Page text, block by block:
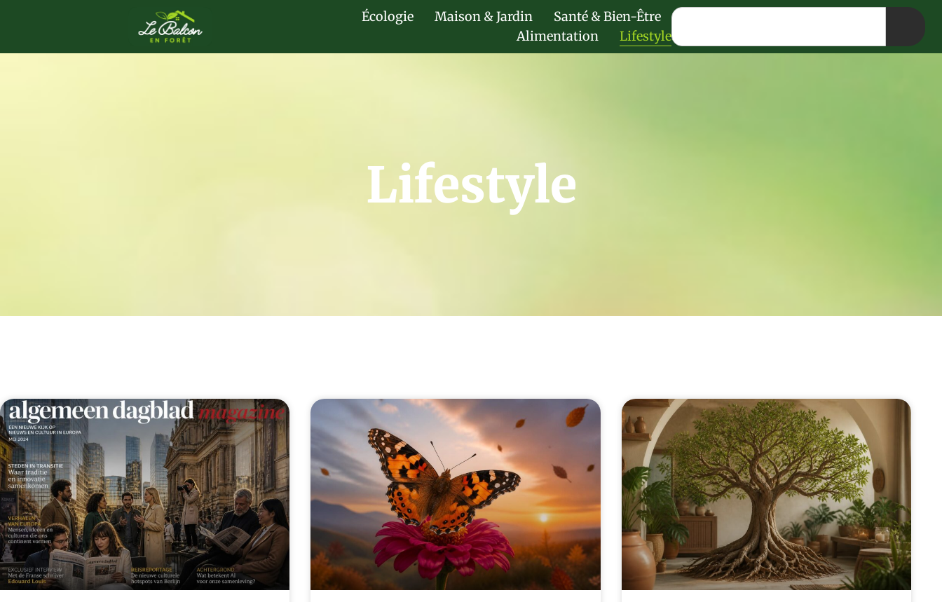
Écologie Maison & Jardin
Santé & Bien-Être
Alimentation
Lifestyle
Lifestyle